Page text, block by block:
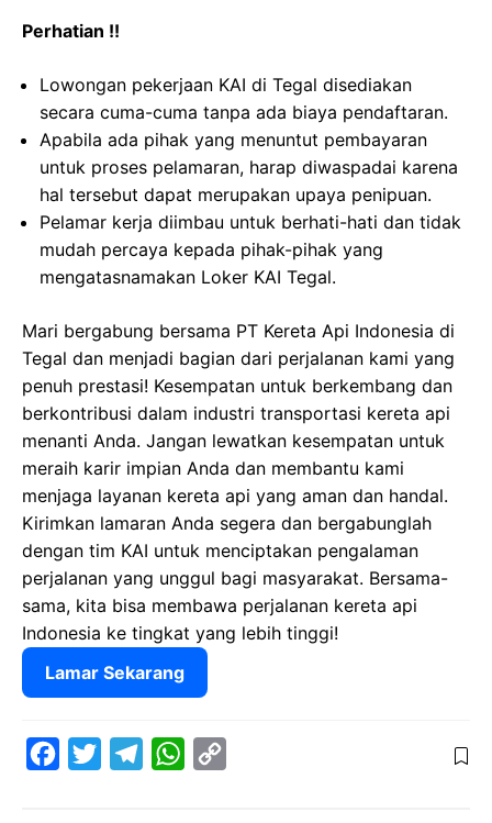
Perhatian !!
Lowongan pekerjaan KAI di Tegal disediakan
secara cuma-cuma tanpa ada biaya pendaftaran.
Apabila ada pihak yang menuntut pembayaran
untuk proses pelamaran, harap diwaspadai karena
hal tersebut dapat merupakan upaya penipuan.
Pelamar kerja diimbau untuk berhati-hati dan tidak
mudah percaya kepada pihak-pihak yang
mengatasnamakan Loker KAI Tegal.
Mari bergabung bersama PT Kereta Api Indonesia di
Tegal dan menjadi bagian dari perjalanan kami yang
penuh prestasi! Kesempatan untuk berkembang dan
berkontribusi dalam industri transportasi kereta api
menanti Anda. Jangan lewatkan kesempatan untuk
meraih karir impian Anda dan membantu kami
menjaga layanan kereta api yang aman dan handal.
Kirimkan lamaran Anda segera dan bergabunglah
dengan tim KAI untuk menciptakan pengalaman
perjalanan yang unggul bagi masyarakat. Bersama-
sama, kita bisa membawa perjalanan kereta api
Indonesia ke tingkat yang lebih tinggi!
Lamar Sekarang
W